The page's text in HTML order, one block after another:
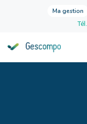
Ma gestion
Tél.